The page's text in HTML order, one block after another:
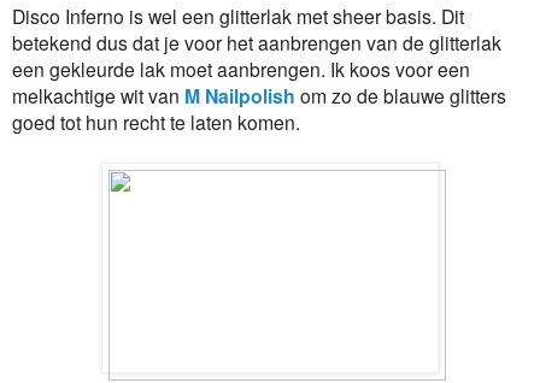
Disco Inferno is wel een glitterlak met sheer basis. Dit
betekend dus dat je voor het aanbrengen van de glitterlak
een gekleurde lak moet aanbrengen. Ik koos voor een
melkachtige wit van M Nailpolish om zo de blauwe glitters
goed tot hun recht te laten komen.